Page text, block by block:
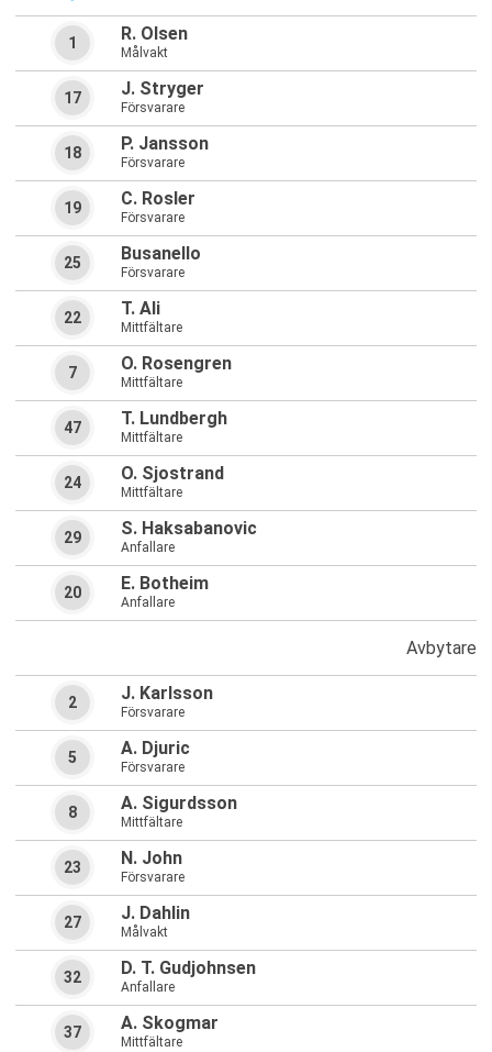
R. Olsen
Målvakt
1
J. Stryger
Försvarare
17
P. Jansson
Försvarare
18
C. Rosler
Försvarare
19
Busanello
Försvarare
25
T. Ali
Mittfältare
22
O. Rosengren
Mittfältare
7
T. Lundbergh
Mittfältare
47
O. Sjostrand
Mittfältare
24
S. Haksabanovic
Anfallare
29
E. Botheim
Anfallare
20
Avbytare
J. Karlsson
Försvarare
2
A. Djuric
Försvarare
5
A. Sigurdsson
Mittfältare
8
N. John
Försvarare
23
J. Dahlin
Målvakt
27
D. T. Gudjohnsen
Anfallare
32
A. Skogmar
Mittfältare
37